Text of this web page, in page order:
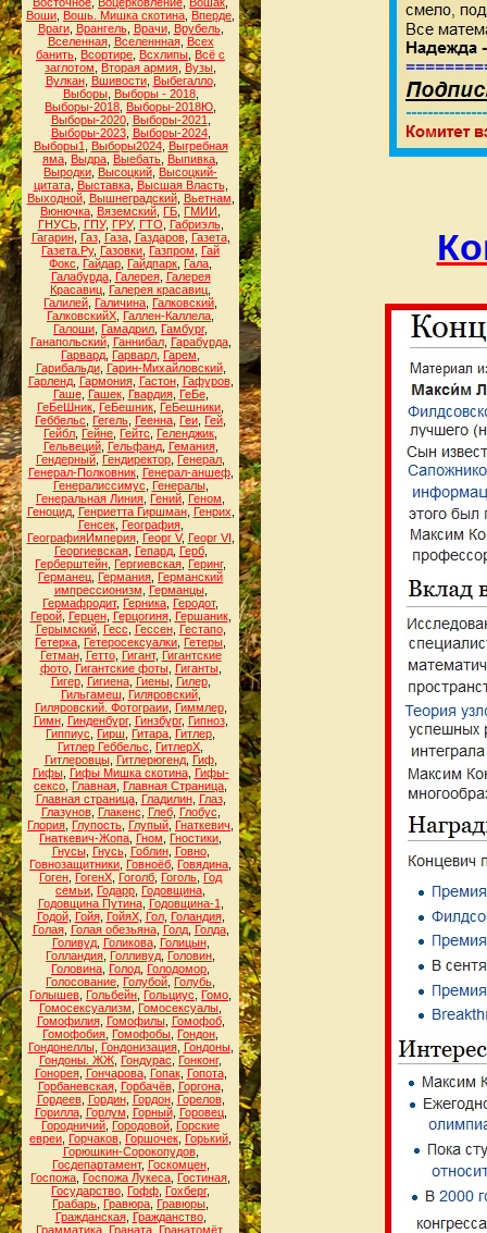
Воши Вошь. Мишка скотина Вперде
Враги, Врангель, Врачи, Врубель,
Вселенная, Вселеннная, Всех
банить Всортире Всхлипы Всё с
заглотом
Вторая армия Вузы
Вулкан, Вшивости, Выбегалло,
Выборы, Выборы - 2018,
Выборы-2018 Выборы-2018Ю
Выборы-2020, Выборы-2021
Выборы-2023, Выборы-2024,
Выборы1
Выборы2024, Выгребная
яма Выдра Выебать Выпивка
Выродки Высоцкий Высоцкий-
цитата, Выставка, Высшая Власть,
Выходной, Вышнеградский, Вьетнам
Вюнючка Вяземский ГБ ГМИИ
ГНУСЬ, ГПУ, ГРУ, ГТО Габриэль,
Гагарин, Газ, Газа, Газдаров, Газета,
Газета.Ру, Газовки Газпром
Гай
Фокс
Гайдар Гайдпарк Гала
Галабурда, Галерея, Галерея
Красавиц Галерея красавиц
Галилей Галичина Галковский
ГалковскийХ Галлен-Каллела
Галоши Гамадрил Гамбург,
Ганапольский, Ганнибал, Гарабурда,
Гарвард Гарварл Гарем
Гарибальди, Гарин-Михайловский,
Гарленд, Гармония, Гастон, Гафуров,
Гаше, Гашек, Гвардия, ГеБе,
ГеБеШник ГеБешник ГеБешники
Геббельс
Гегель Геенна Геи Гей
Гейбл Гейне Гейтс Геленджик
Гельвеций, Гельфанд, Гемания,
Гендерный Гендиректор Генерал
Генерал-Полковник, Генерал-аншеф,
Генералиссимус
Генералы,
Генеральная Линия Гений Геном
Геноцид, Генриетта Гиршман, Генрих
Генсек, География,
ГеографияИмперия, Георг V, Георг VI
Георгиевская, Гепард, Герб,
Герберштейн Гергиевская Геринг,
Германец Германия Германский
импрессионизм
Германцы,
Гермафродит, Герника Геродот,
Герой, Герцен, Герцогиня, Гершаник,
Герымский, Гесс Гессен, Гестапо,
Гетерка Гетеросексуалки Гетеры
Гетман, Гетто, Гигант, Гигантские
фото, Гигантские фоты, Гиганты,
Гигер, Гигиена, Гиены, Гилер,
Гильгамеш
Гиляровский,
Гиляровский. Фотограии, Гиммлер,
Гимн, Гинденбург, Гинзбург, Гипноз,
Гиппиус
Гирш Гитара Гитлер
Гитлер Геббельс
ГитлерХ
Гитлеровцы, Гитлерюгенд, Гиф,
Гифы, Гифы Мишка скотина, Гифы-
сексо Главная Главная Страница
Главная страница, Гладилин, Глаз,
Глазунов, Глакенс Глеб, Глобус
Глория Глупость Глупый Гнаткевич
Гнаткевич-Жопа Гном Гностики
Гнусы, Гнусь, Гоблин, Говно,
Говнозащитники Говноёб Говядина
Гоген ГогенХ Гоголб Гоголь Год
семьи Годарр Годовщина
Годовщина Путина, Годовщина-1
Годой, Гойя, ГойяХ, Гол, Голандия,
Голая, Голая обезьяна, Голд, Голда,
Голивуд, Голикова, Голицын,
Голландия Голливуд Головин
Головина Голод Голодомор
Голосование Голубой Голубь
Голышев Гольбейн Гольциус Гомо
Гомосексуализм
Гомосексуалы
Гомофилия, Гомофилы, Гомофоб,
Гомофобия Гомофобы Гондон
Гондонеллы, Гондонизация, Гондоны,
Гондоны. ЖЖ Гондурас Гонконг,
Гонорея, Гончарова, Гопак, Гопота,
Горбаневская, Горбачёв, Горгона,
Гордеев, Гордин, Гордон, Горелов,
Горилла, Горлум Горный, Горовец,
Городничий Городовой Горские
евреи Горчаков Горшочек Горький
Горюшкин-Сорокопудов,
Госдепартамент, Госкомцен,
Госпожа Госпожа Лукеса Гостиная
Государство Гофф Гохберг,
Грабарь Гравюра Гравюры
Гражданская, Гражданство,
Грамматика Граната Гранатомёт,